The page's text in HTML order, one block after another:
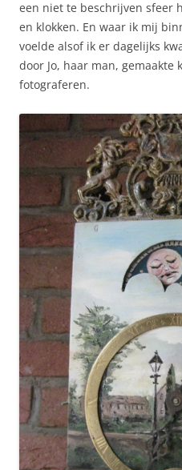
een niet te beschrijven sfeer
en klokken. En waar ik mij
voelde alsof ik er dagelijks
door Jo, haar man, gemaakte
fotograferen.